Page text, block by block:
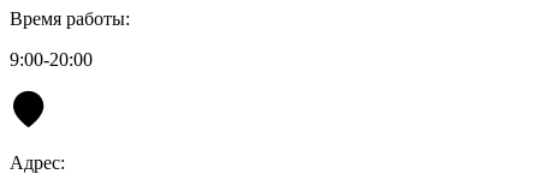
Время работы:
9:00-20:00
Адрес: